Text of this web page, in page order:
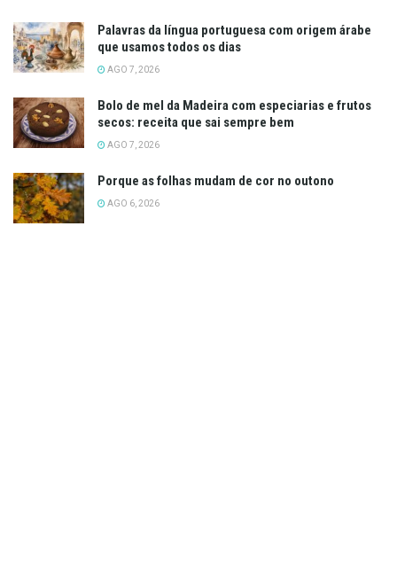
Palavras da língua portuguesa com origem árabe
que usamos todos os dias
AGO 7, 2026
Bolo de mel da Madeira com especiarias e frutos
secos: receita que sai sempre bem
AGO 7, 2026
Porque as folhas mudam de cor no outono
AGO 6, 2026